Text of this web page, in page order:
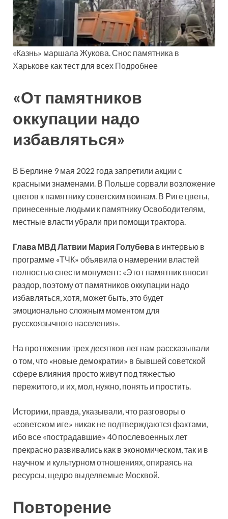
«Казнь» маршала Жукова. Снос памятника в
Харькове как тест для всех Подробнее
«От памятников
оккупации надо
избавляться»
В Берлине 9 мая 2022 года запретили акции с
красными знаменами. В Польше сорвали возложение
цветов к памятнику советским воинам. В Риге цветы,
принесенные людьми к памятнику Освободителям,
местные власти убрали при помощи трактора.
Глава МВД Латвии Мария Голубева в интервью в
программе «ТЧК» объявила о намерении властей
полностью снести монумент: «Этот памятник вносит
раздор, поэтому от памятников оккупации надо
избавляться, хотя, может быть, это будет
эмоционально сложным моментом для
русскоязычного населения».
На протяжении трех десятков лет нам рассказывали
о том, что «новые демократии» в бывшей советской
сфере влияния просто живут под тяжестью
пережитого, и их, мол, нужно, понять и простить.
Историки, правда, указывали, что разговоры о
«советском иге» никак не подтверждаются фактами,
ибо все «пострадавшие» 40 послевоенных лет
прекрасно развивались как в экономическом, так и в
научном и культурном отношениях, опираясь на
ресурсы, щедро выделяемые Москвой.
Повторение